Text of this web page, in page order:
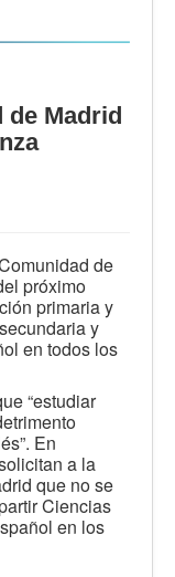
de Madrid
de
próximo
primaria y
y
en todos los
“estudiar
En
a la
que no se
Ciencias
en los